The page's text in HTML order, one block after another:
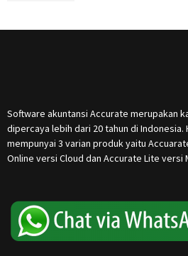
Software akuntansi Accurate merupakan
dipercaya lebih dari 20 tahun di Indonesia.
mempunyai 3 varian produk yaitu
Online versi Cloud dan Accurate Lite versi